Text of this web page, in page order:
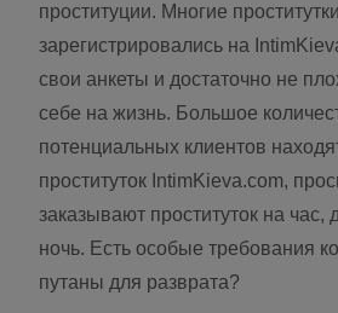
проституции. Многие
зарегистрировались на
свои анкеты и достаточно не
себе на жизнь. Большое
потенциальных клиентов
проституток IntimKieva.com,
заказывают проституток на час,
ночь. Есть особые требования
путаны для разврата?